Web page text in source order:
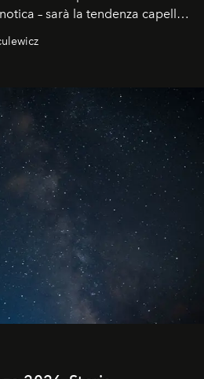
– sarà la tendenza capelli